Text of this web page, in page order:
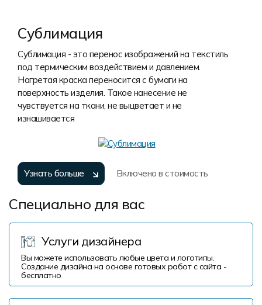
Сублимация
Сублимация - это перенос изображений на текстиль
под термическим воздействием и давлением.
Нагретая краска переносится с бумаги на
поверхность изделия. Такое нанесение не
чувствуется на ткани, не выцветает и не
изнашивается
Узнать больше Включено в стоимость
Специально для вас
Услуги дизайнера
Вы можете использовать любые цвета и логотипы.
Создание дизайна на основе готовых работ с сайта -
бесплатно